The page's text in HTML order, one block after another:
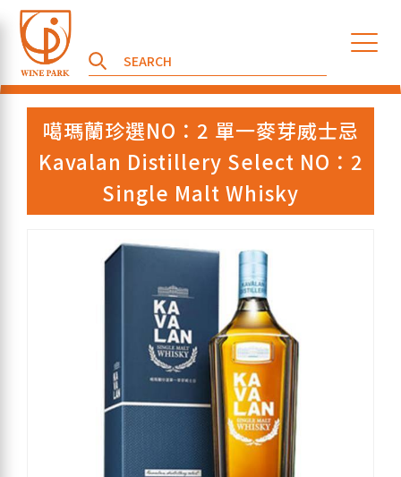
噶瑪蘭珍選NO：2 單一麥芽威士忌
Kavalan Distillery Select NO：2
Single Malt Whisky